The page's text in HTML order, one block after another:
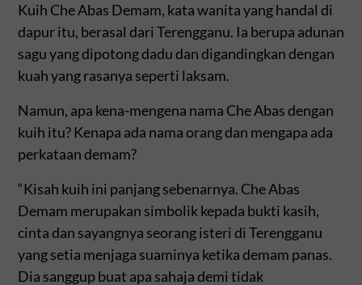
Kuih Che Abas Demam, kata wanita yang handal di
dapur itu, berasal dari Terengganu. Ia berupa adunan
sagu yang dipotong dadu dan digandingkan dengan
kuah yang rasanya seperti laksam.
Namun, apa kena-mengena nama Che Abas dengan
kuih itu? Kenapa ada nama orang dan mengapa ada
perkataan demam?
“Kisah kuih ini panjang sebenarnya. Che Abas
Demam merupakan simbolik kepada bukti kasih,
cinta dan sayangnya seorang isteri di Terengganu
yang setia menjaga suaminya ketika demam panas.
Dia sanggup buat apa sahaja demi tidak